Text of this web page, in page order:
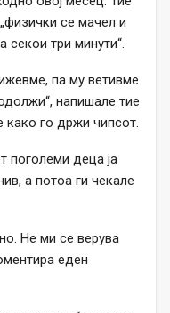
се мачел и
секои три минути“.
па му ветивме
напишале тие
како го држи чипсот.
поголеми деца ја
а потоа ги чекале
Не ми се верува
еден